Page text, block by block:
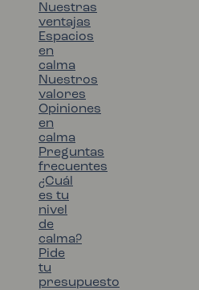
Nuestras
ventajas
Espacios
en
calma
Nuestros
valores
Opiniones
en
calma
Preguntas
frecuentes
¿Cuál
es tu
nivel
de
calma?
Pide
tu
presupuesto